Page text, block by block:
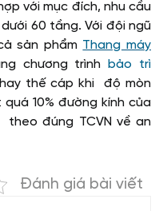
với mục đích, nhu cầu
60 tầng. Với đội ngũ
sản phẩm Thang máy
chương trình
bảo trì
thế cáp khi độ mòn
10% đường kính của
đúng TCVN về an
Đánh giá bài viết